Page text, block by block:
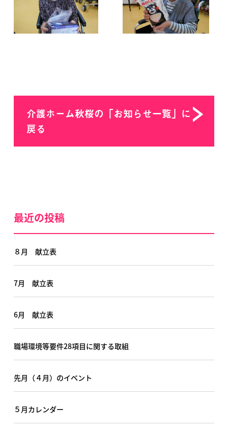
介護ホーム秋桜の「お知らせ一覧」に
戻る
最近の投稿
８月 献立表
7月 献立表
6月 献立表
職場環境等要件28項目に関する取組
先月（４月）のイベント
５月カレンダー